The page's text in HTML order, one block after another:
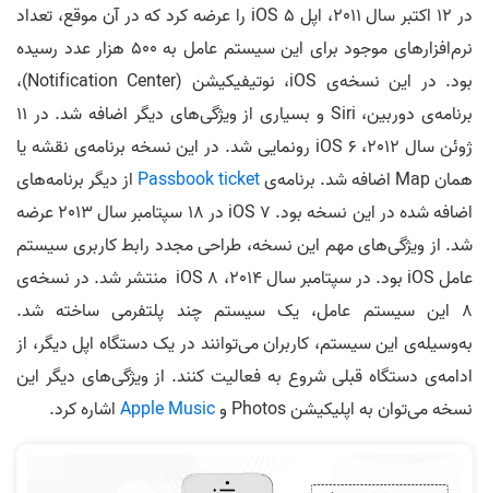
در 12 اکتبر سال 2011، اپل iOS 5 را عرضه کرد که در آن موقع، تعداد
نرم‌افزارهای موجود برای این سیستم عامل به 500 هزار عدد رسیده
بود. در این نسخه‌ی iOS، نوتیفیکیشن (Notification Center)،
برنامه‌ی دوربین، Siri و بسیاری از ویژگی‌های دیگر اضافه شد. در 11
ژوئن سال 2012، iOS 6 رونمایی شد. در این نسخه برنامه‌ی نقشه یا
همان Map اضافه شد. برنامه‌ی
Passbook ticket از دیگر برنامه‌های
اضافه شده در این نسخه بود. iOS 7 در 18 سپتامبر سال 2013 عرضه
شد. از ویژگی‌های مهم این نسخه، طراحی مجدد رابط کاربری سیستم
عامل iOS بود. در سپتامبر سال 2014، iOS 8 منتشر شد. در نسخه‌ی
8 این سیستم عامل، یک سیستم چند پلتفرمی ساخته شد.
به‌وسیله‌ی این سیستم، کاربران می‌توانند در یک دستگاه اپل دیگر، از
ادامه‌ی دستگاه قبلی شروع به فعالیت کنند. از ویژگی‌های دیگر این
نسخه می‌توان به اپلیکیشن Photos و
Apple Musicاشاره کرد.